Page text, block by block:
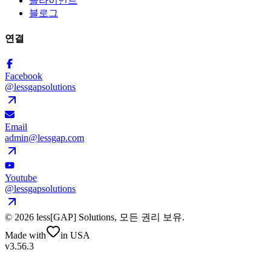
블로그
연결
Facebook
@lessgapsolutions
Email
admin@lessgap.com
Youtube
@lessgapsolutions
© 2026 less[GAP] Solutions, 모든 권리 보유.
Made with
in USA
v3.56.3